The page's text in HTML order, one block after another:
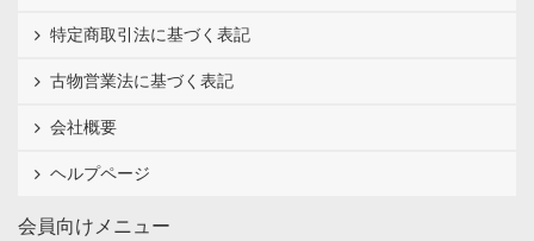
特定商取引法に基づく表記
古物営業法に基づく表記
会社概要
ヘルプページ
会員向けメニュー